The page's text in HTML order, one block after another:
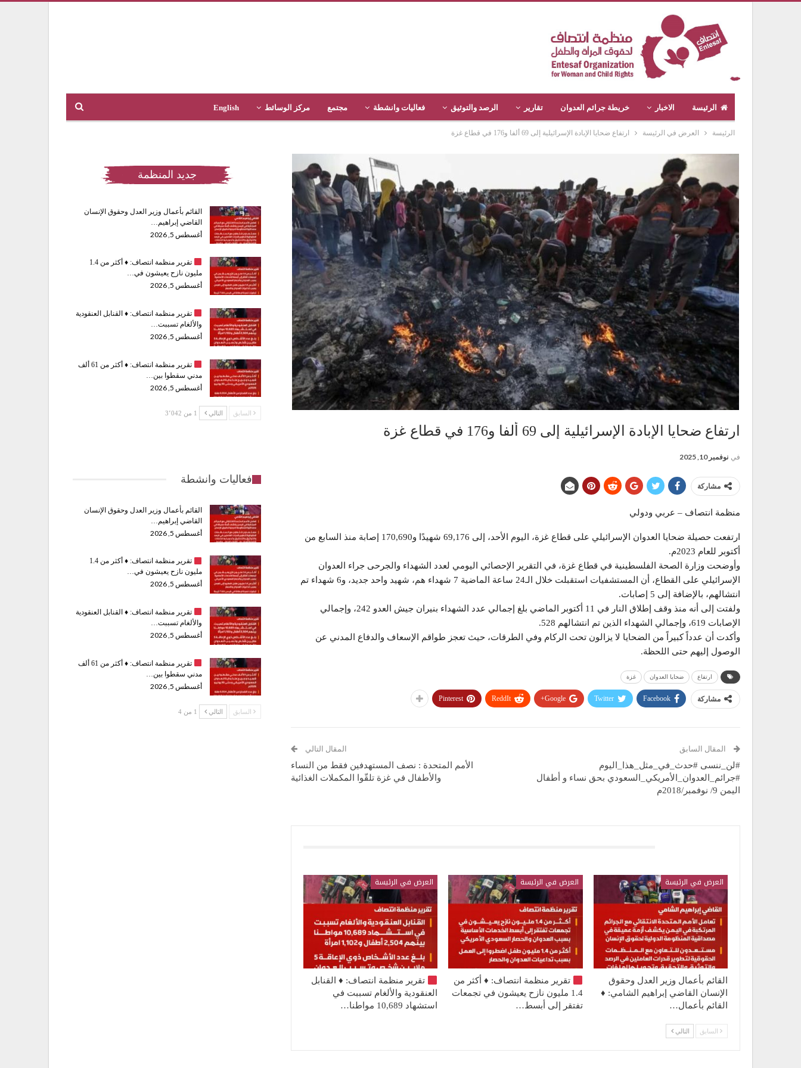
الرئيسة الاخبار خريطة جرائم العدوان تقارير الرصد والتوثيق فعاليات وانشطة مجتمع مركز الوسائط English
الرئيسة العرض في الرئيسة ارتفاع ضحايا الإبادة الإسرائيلية إلى 69 ألفا و176 في قطاع غزة
ارتفاع ضحايا الإبادة الإسرائيلية إلى 69 ألفا و176 في قطاع غزة
في نوفمبر 10, 2025
مشاركة
منظمة انتصاف – عربي ودولي
ارتفعت حصيلة ضحايا العدوان الإسرائيلي على قطاع غزة، اليوم الأحد، إلى 69,176 شهيدًا و170,690 إصابة منذ السابع من
أكتوبر للعام 2023م.
وأوضحت وزارة الصحة الفلسطينية في قطاع غزة، في التقرير الإحصائي اليومي لعدد الشهداء والجرحى جراء العدوان
الإسرائيلي على القطاع، أن المستشفيات استقبلت خلال الـ24 ساعة الماضية 7 شهداء هم، شهيد واحد جديد، و6 شهداء تم
انتشالهم، بالإضافة إلى 5 إصابات.
ولفتت إلى أنه منذ وقف إطلاق النار في 11 أكتوبر الماضي بلغ إجمالي عدد الشهداء بنيران جيش العدو 242، وإجمالي
الإصابات 619، وإجمالي الشهداء الذين تم انتشالهم 528.
وأكدت أن عدداً كبيراً من الضحايا لا يزالون تحت الركام وفي الطرقات، حيث تعجز طواقم الإسعاف والدفاع المدني عن
الوصول إليهم حتى اللحظة.
ارتفاع ضحايا العدوان غزة
مشاركة Facebook
Twitter
Google+
ReddIt
Pinterest
المقال السابق
#لن_ننسى #حدث_في_مثل_هذا_اليوم
#جرائم_العدوان_الأمريكي_السعودي بحق نساء و أطفال
اليمن 9/ نوفمبر/2018م
المقال التالي
الأمم المتحدة : نصف المستهدفين فقط من النساء
والأطفال في غزة تلقّوا المكملات الغذائية
العرض في الرئيسة
القائم بأعمال وزير العدل وحقوق
الإنسان القاضي إبراهيم الشامي: ♦️
القائم بأعمال…
العرض في الرئيسة
تقرير منظمة انتصاف: ♦️ أكثر من
1.4 مليون نازح يعيشون في تجمعات
تفتقر إلى أبسط…
العرض في الرئيسة
تقرير منظمة انتصاف: ♦️القنابل
العنقودية والألغام تسببت في
استشهاد 10,689 مواطنا…
السابق التالي
جديد المنظمة
القائم بأعمال وزير العدل وحقوق الإنسان
القاضي إبراهيم…
أغسطس 5, 2026
تقرير منظمة انتصاف: ♦️
أكثر من 1.4
مليون نازح يعيشون في…
أغسطس 5, 2026
تقرير منظمة انتصاف: ♦️القنابل العنقودية
والألغام تسببت…
أغسطس 5, 2026
تقرير منظمة انتصاف: ♦️
أكثر من 61 ألف
مدني سقطوا بين…
أغسطس 5, 2026
السابق التالي 1 من 3٬042
فعاليات وانشطة
القائم بأعمال وزير العدل وحقوق الإنسان
القاضي إبراهيم…
أغسطس 5, 2026
تقرير منظمة انتصاف: ♦️
أكثر من 1.4
مليون نازح يعيشون في…
أغسطس 5, 2026
تقرير منظمة انتصاف: ♦️القنابل العنقودية
والألغام تسببت…
أغسطس 5, 2026
تقرير منظمة انتصاف: ♦️
أكثر من 61 ألف
مدني سقطوا بين…
أغسطس 5, 2026
السابق التالي 1 من 4